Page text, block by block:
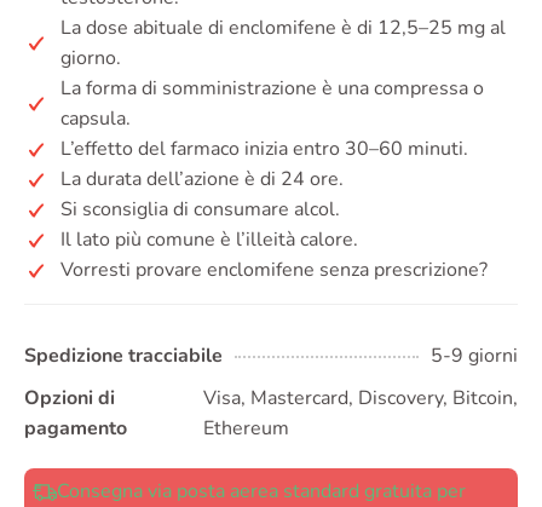
La dose abituale di enclomifene è di 12,5–25 mg al
giorno.
La forma di somministrazione è una compressa o
capsula.
L’effetto del farmaco inizia entro 30–60 minuti.
La durata dell’azione è di 24 ore.
Si sconsiglia di consumare alcol.
Il lato più comune è l’illeità calore.
Vorresti provare enclomifene senza prescrizione?
Spedizione tracciabile
5-9 giorni
Opzioni di
pagamento
Visa, Mastercard, Discovery, Bitcoin,
Ethereum
Consegna via posta aerea standard gratuita per